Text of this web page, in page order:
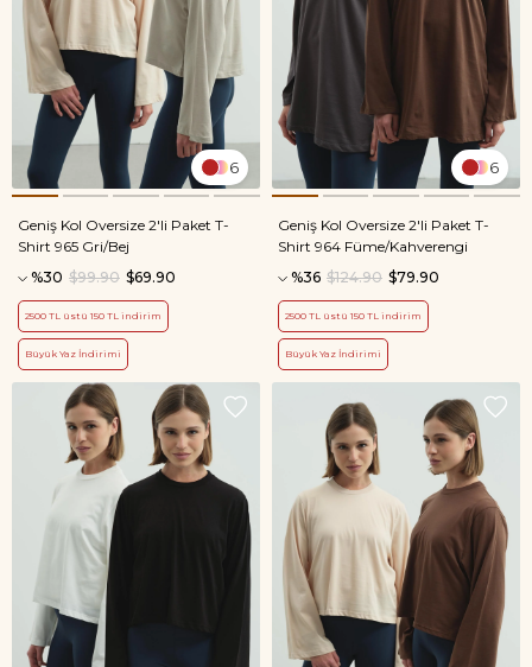
6
Geniş Kol Oversize 2'li Paket T-
Shirt 965 Gri/Bej
%30
$69.90
$99.90
2500 TL üstü 150 TL indirim
Büyük Yaz İndirimi
6
Geniş Kol Oversize 2'li Paket T-
Shirt 964 Füme/Kahverengi
%36
$79.90
$124.90
2500 TL üstü 150 TL indirim
Büyük Yaz İndirimi